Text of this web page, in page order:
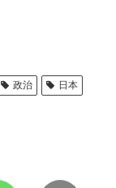
政治
日本